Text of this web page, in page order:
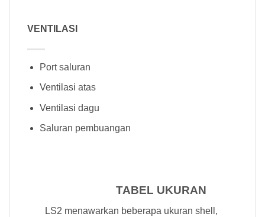
VENTILASI
Port saluran
Ventilasi atas
Ventilasi dagu
Saluran pembuangan
TABEL UKURAN
LS2 menawarkan beberapa ukuran shell,